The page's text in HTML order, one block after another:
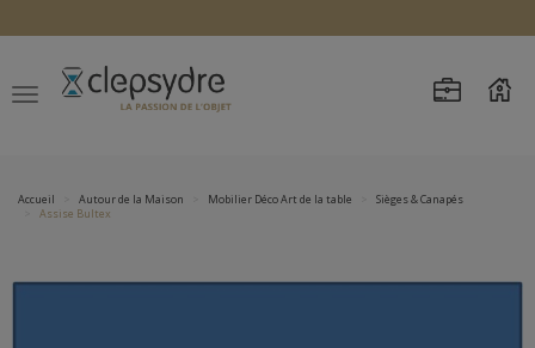
Accueil Autour de la Maison Mobilier Déco Art de la table
Sièges & Canapés
Assise Bultex